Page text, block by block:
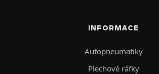
INFORMACE
Autopneumatiky
Plechové ráfky